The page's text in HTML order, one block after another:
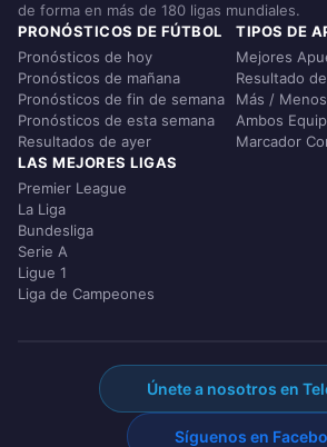
de forma en más de 180 ligas mundiales.
PRONÓSTICOS DE FÚTBOL
Pronósticos de hoy
Pronósticos de mañana
Pronósticos de fin de semana
Pronósticos de esta semana
Resultados de ayer
TIPOS DE
Mejores
Resultado
Más /
Ambos
Marcador
LAS MEJORES LIGAS
Premier League
La Liga
Bundesliga
Serie A
Ligue 1
Liga de Campeones
Únete a nosotros en
Síguenos en